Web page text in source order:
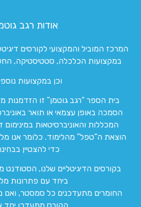
אודות רגב
במקצועות הכלכלה, סטטיסטיקה,
וכן במקצועות
בית הספר “רגב גוטמן” זו הזדמנות
הסמכה באופן עצמאי או תואר
המכללות והאוניברסיטאות
הוצאת ה”טפל” מהלימוד. כלומר אנו
כדי להצטיין
בקורסים הדיגיטליים שלנו, הסטודנט
ביחד עם פתרונות
החומרים מתעדכנים כל סמסטר, ואם